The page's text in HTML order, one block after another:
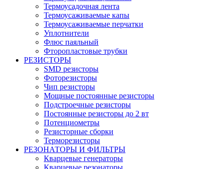
Термоусадочная лента
Термоусаживаемые капы
Термоусаживаемые перчатки
Уплотнители
Флюс паяльный
Фторопластовые трубки
РЕЗИСТОРЫ
SMD резисторы
Фоторезисторы
Чип резисторы
Мощные постоянные резисторы
Подстроечные резисторы
Постоянные резисторы до 2 вт
Потенциометры
Резисторные сборки
Терморезисторы
РЕЗОНАТОРЫ И ФИЛЬТРЫ
Кварцевые генераторы
Кварцевые резонаторы